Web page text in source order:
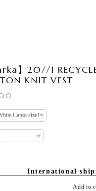
】20//1
KNIT VEST
International
Add to